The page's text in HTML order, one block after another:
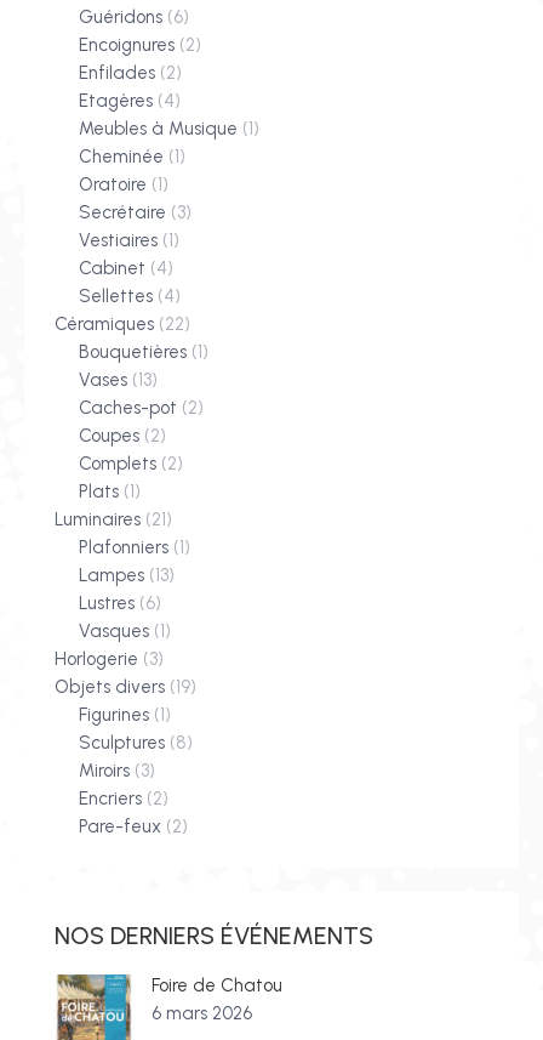
Guéridons (6)
Encoignures (2)
Enfilades (2)
Etagères (4)
Meubles à Musique (1)
Cheminée (1)
Oratoire (1)
Secrétaire (3)
Vestiaires (1)
Cabinet (4)
Sellettes (4)
Céramiques (22)
Bouquetières (1)
Vases (13)
Caches-pot (2)
Coupes (2)
Complets (2)
Plats (1)
Luminaires (21)
Plafonniers (1)
Lampes (13)
Lustres (6)
Vasques (1)
Horlogerie (3)
Objets divers (19)
Figurines (1)
Sculptures (8)
Miroirs (3)
Encriers (2)
Pare-feux (2)
NOS DERNIERS ÉVÉNEMENTS
Foire de Chatou
6 mars 2026